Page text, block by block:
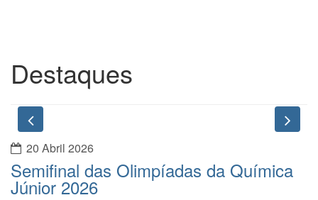
Destaques
Previous
20 Abril 2026
Semifinal das Olimpíadas da Química
Júnior 2026